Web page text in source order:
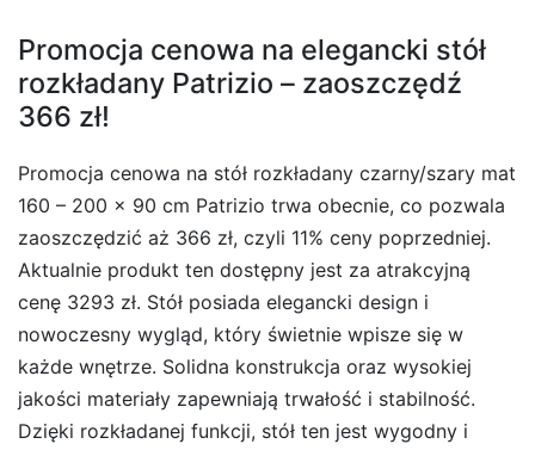
Promocja cenowa na elegancki stół
rozkładany Patrizio – zaoszczędź
366 zł!
Promocja cenowa na stół rozkładany czarny/szary mat
160 – 200 x 90 cm Patrizio trwa obecnie, co pozwala
zaoszczędzić aż 366 zł, czyli 11% ceny poprzedniej.
Aktualnie produkt ten dostępny jest za atrakcyjną
cenę 3293 zł. Stół posiada elegancki design i
nowoczesny wygląd, który świetnie wpisze się w
każde wnętrze. Solidna konstrukcja oraz wysokiej
jakości materiały zapewniają trwałość i stabilność.
Dzięki rozkładanej funkcji, stół ten jest wygodny i